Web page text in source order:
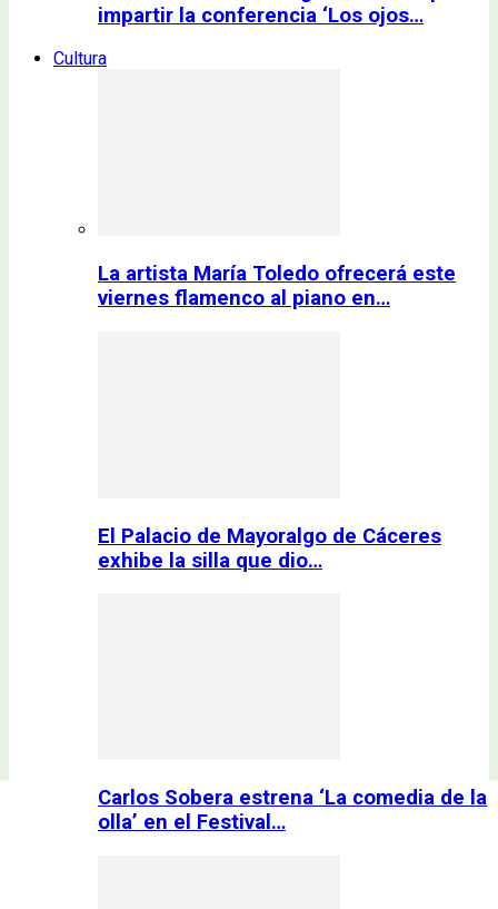
impartir la conferencia ‘Los ojos…
Cultura
La artista María Toledo ofrecerá este
viernes flamenco al piano en…
El Palacio de Mayoralgo de Cáceres
exhibe la silla que dio…
Carlos Sobera estrena ‘La comedia de la
olla’ en el Festival…